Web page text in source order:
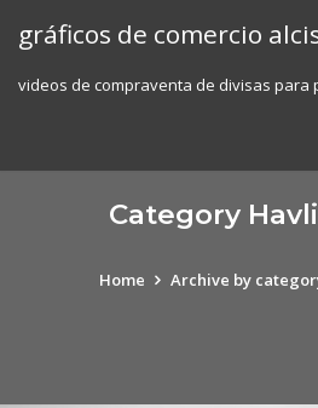
gráficos de comercio
videos de compraventa de divisas para
Category
Home Archive by